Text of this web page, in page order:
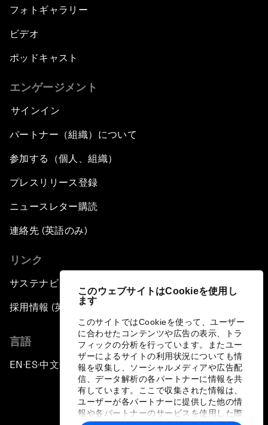
このウェブサイトはCookieを使用し
ます
このサイトではCookieを使って、ユーザー
に合わせたコンテンツや広告の表示、トラ
フィックの分析を行っています。またユー
ザーによるサイトの利用状況についても情
報を収集し、ソーシャルメディアや広告配
信、データ解析の各パートナーに情報を共
有しています。ここで収集された情報は、
ユーザーが各パートナーに提供した他の情
報や各パートナーのサービスを使用した際
フォトギャラリー
ビデオ
ポッドキャスト
エンゲージメント
サインイン
パートナー（組織）について
参加する（個人、組織）
プレスリリース登録
ニュースレター購読
連絡先 (英語のみ)
リンク
サステナビリティへの取り組み
採用情報 (英語のみ)
言語
EN ▪ES▪中文▪ 日本語